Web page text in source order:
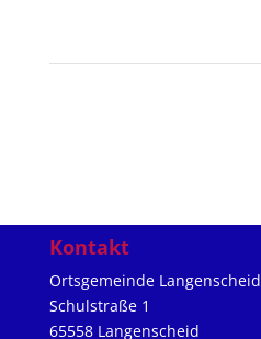
Kontakt
Ortsgemeinde Langenscheid
Schulstraße 1
65558 Langenscheid